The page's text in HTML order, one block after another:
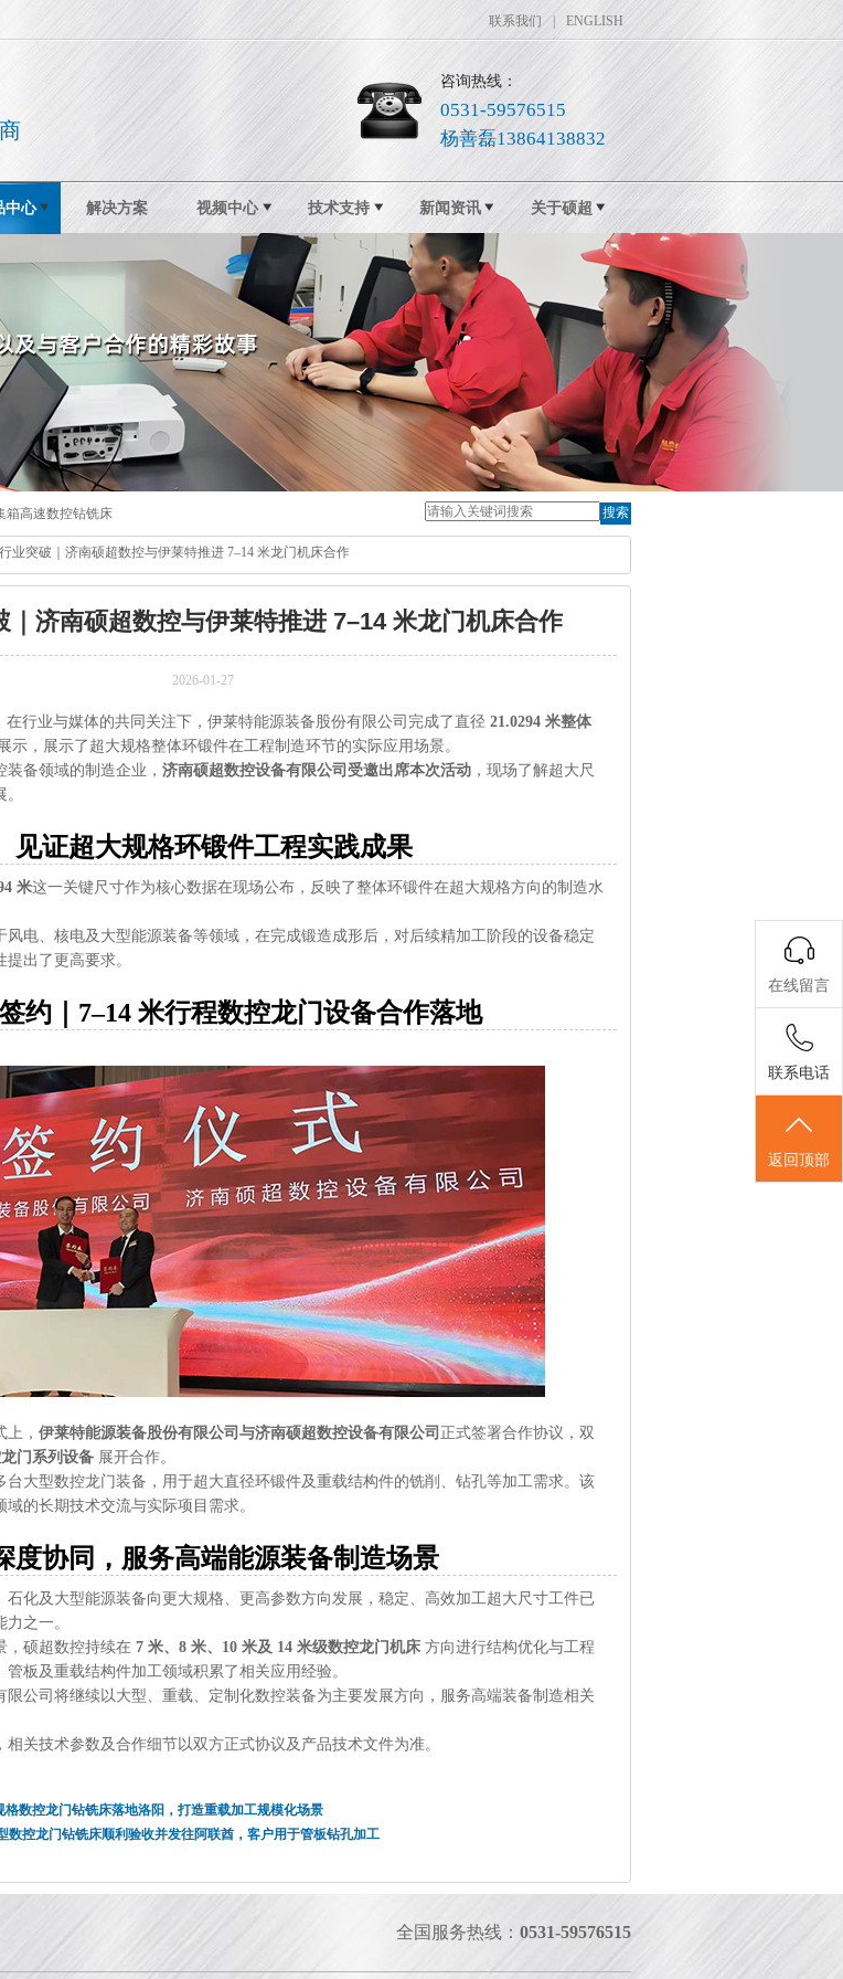
联系我们 ENGLISH
咨询热线：
0531-59576515
杨善磊13864138832
中心 解决方案 视频中心 技术支持 新闻资讯 关于硕超
箱高速数控钻铣床 搜索
业突破｜济南硕超数控与伊莱特推进 7–14 米龙门机床合作
｜济南硕超数控与伊莱特推进 7–14 米龙门机床合作
2026-01-27
在行业与媒体的共同关注下，伊莱特能源装备股份有限公司完成了直径 21.0294 米整体
示，展示了超大规格整体环锻件在工程制造环节的实际应用场景。
备领域的制造企业， 济南硕超数控设备有限公司受邀出席本次活动 ，现场了解超大尺
见证超大规格环锻件工程实践成果
米这一关键尺寸作为核心数据在现场公布，反映了整体环锻件在超大规格方向的制造水
风电、核电及大型能源装备等领域，在完成锻造成形后，对后续精加工阶段的设备稳定
出了更高要求。
约｜7–14 米行程数控龙门设备合作落地
， 伊莱特能源装备股份有限公司与济南硕超数控设备有限公司 正式签署合作协议，双
门系列设备 展开合作。
台大型数控龙门装备，用于超大直径环锻件及重载结构件的铣削、钻孔等加工需求。该
的长期技术交流与实际项目需求。
度协同，服务高端能源装备制造场景
石化及大型能源装备向更大规格、更高参数方向发展，稳定、高效加工超大尺寸工件已
之一。
，硕超数控持续在 7 米、8 米、10 米及 14 米级数控龙门机床 方向进行结构优化与工程
板及重载结构件加工领域积累了相关应用经验。
限公司将继续以大型、重载、定制化数控装备为主要发展方向，服务高端装备制造相关
关技术参数及合作细节以双方正式协议及产品技术文件为准。
格数控龙门钻铣床落地洛阳，打造重载加工规模化场景
数控龙门钻铣床顺利验收并发往阿联酋，客户用于管板钻孔加工
全国服务热线： 0531-59576515
在线留言
联系电话
返回顶部